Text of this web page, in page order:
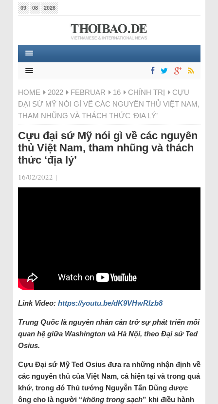
09 08 2026
HOME 2022 FEBRUAR 16 CHÍNH TRỊ
CỰU
ĐẠI SỨ MỸ NÓI GÌ VỀ CÁC NGUYÊN THỦ VIỆT NAM,
THAM NHŨNG VÀ THÁCH THỨC ‘ĐỊA LÝ’
Cựu đại sứ Mỹ nói gì về các nguyên
thủ Việt Nam, tham nhũng và thách
thức ‘địa lý’
16/02/2022 |
Link Video: https://youtu.be/dK9VHwRlzb8
Trung Quốc là nguyên nhân cản trở sự phát triển mối
quan hệ giữa Washington và Hà Nội, theo Đại sứ Ted
Osius.
Cựu Đại sứ Mỹ Ted Osius đưa ra những nhận định về
các nguyên thủ của Việt Nam, cả hiện tại và trong quá
khứ, trong đó Thủ tướng Nguyễn Tấn Dũng được
ông cho là người “không trong sạch” khi điều hành